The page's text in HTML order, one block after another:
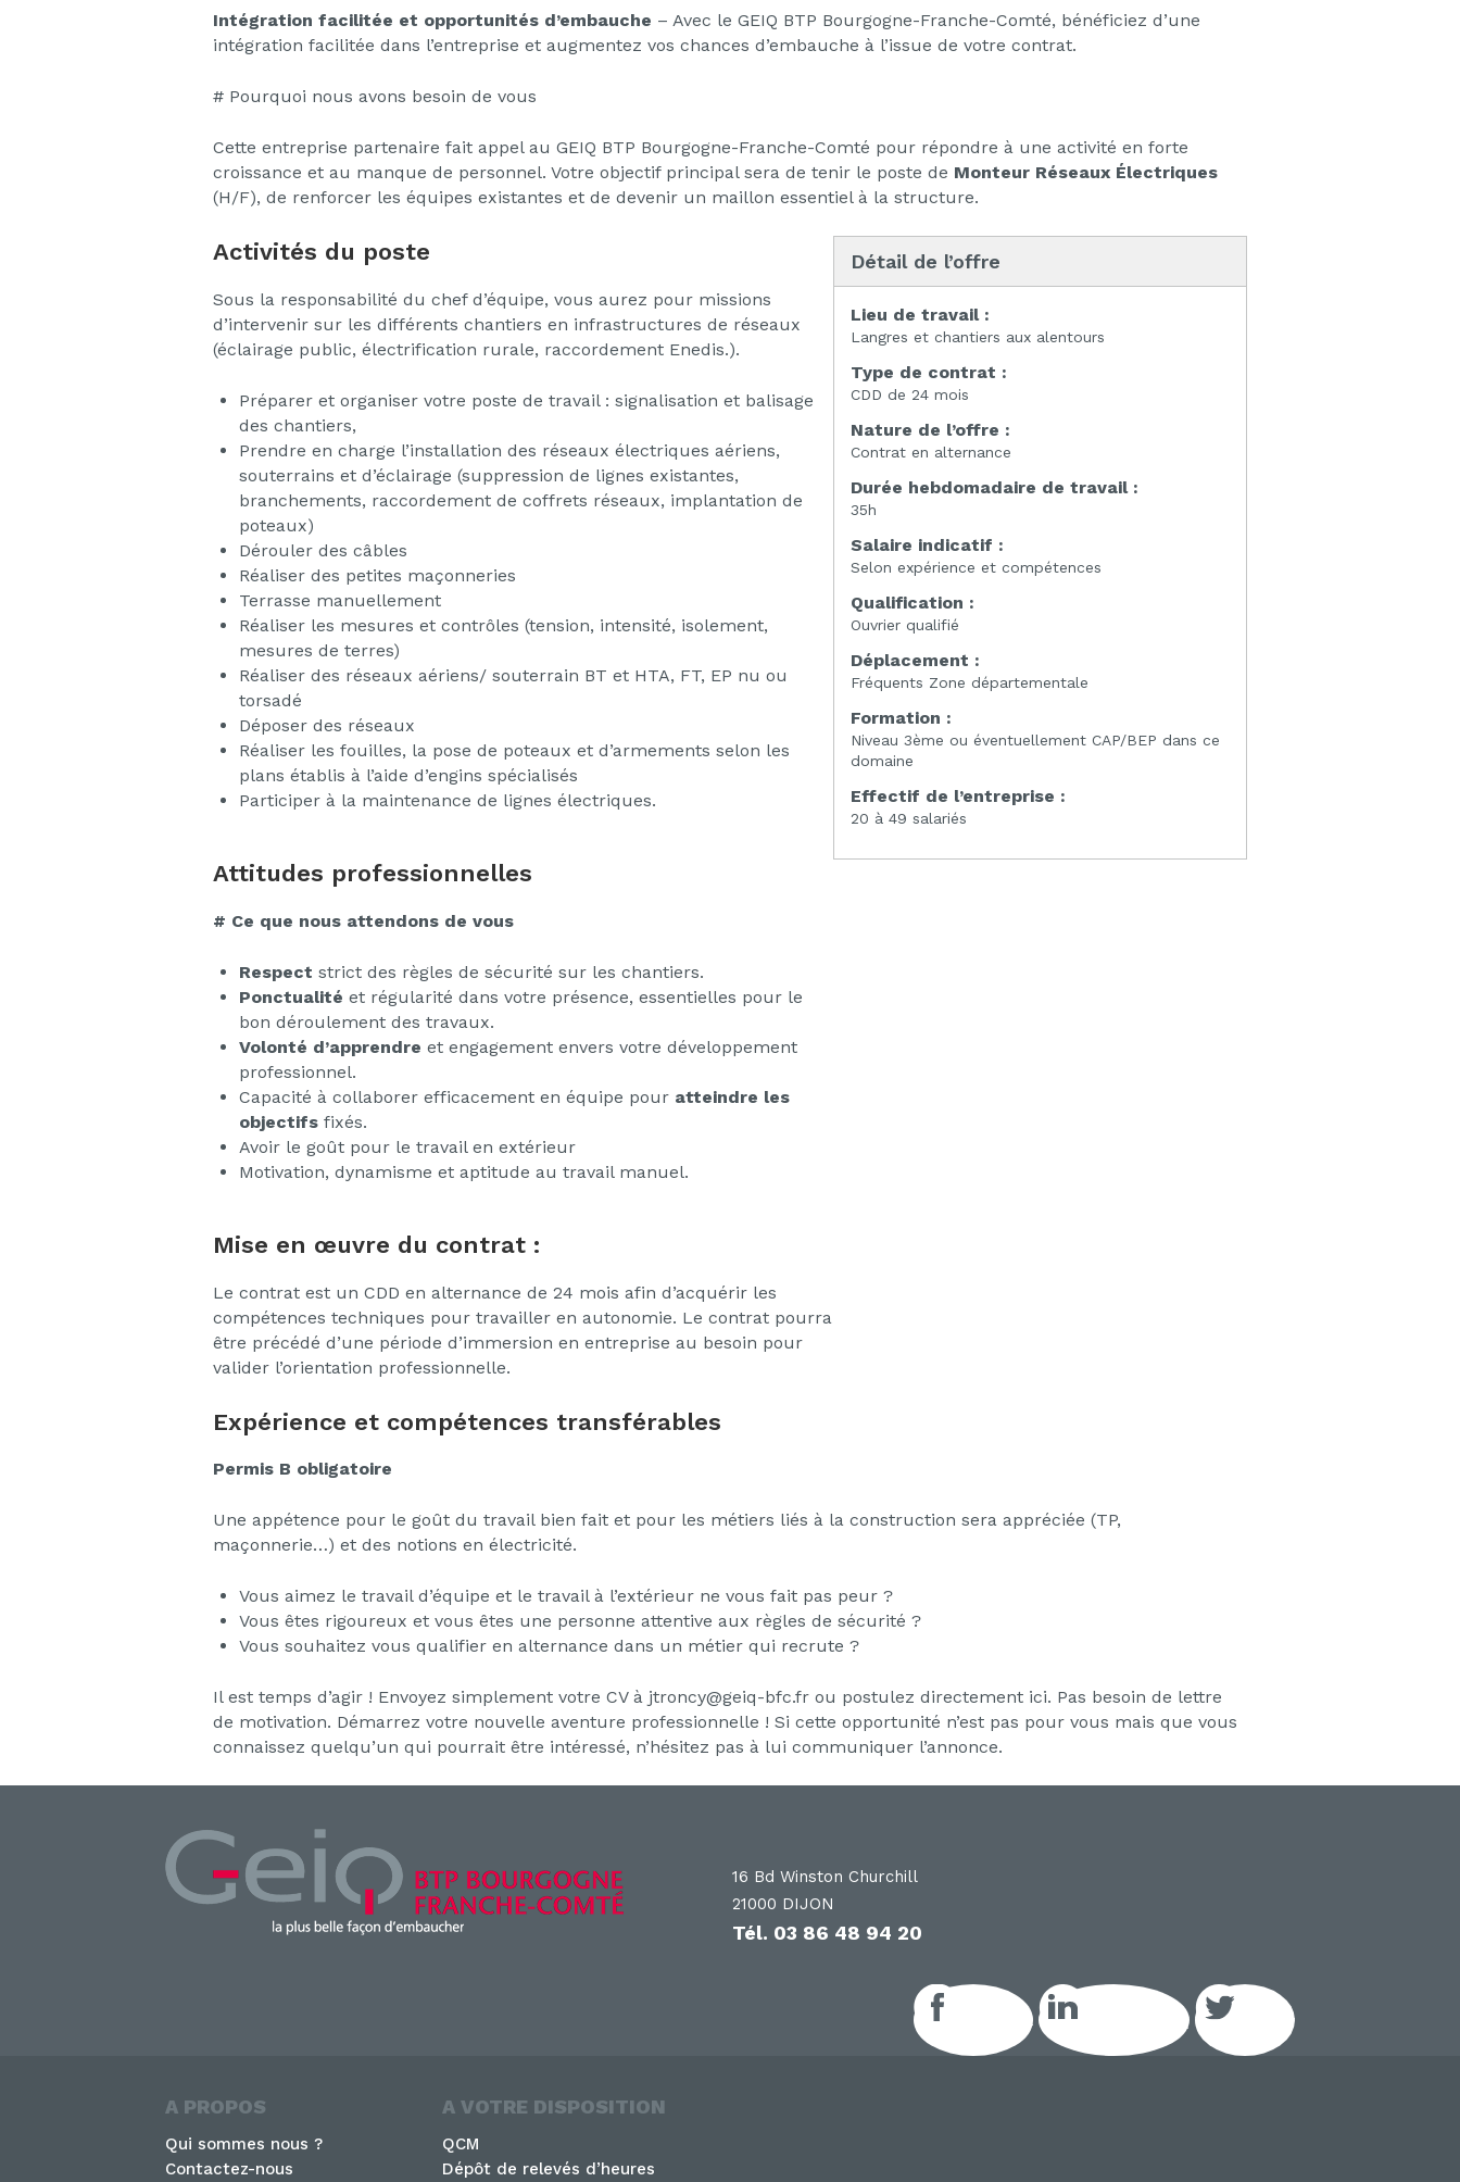
Intégration facilitée et opportunités d’embauche – Avec le GEIQ BTP Bourgogne-Franche-Comté, bénéficiez d’une
intégration facilitée dans l’entreprise et augmentez vos chances d’embauche à l’issue de votre contrat.
# Pourquoi nous avons besoin de vous
Cette entreprise partenaire fait appel au GEIQ BTP Bourgogne-Franche-Comté pour répondre à une activité en forte
croissance et au manque de personnel. Votre objectif principal sera de tenir le poste de Monteur Réseaux Électriques
(H/F), de renforcer les équipes existantes et de devenir un maillon essentiel à la structure.
Activités du poste
Sous la responsabilité du chef d’équipe, vous aurez pour missions
d’intervenir sur les différents chantiers en infrastructures de réseaux
(éclairage public, électrification rurale, raccordement Enedis.).
Préparer et organiser votre poste de travail : signalisation et balisage
des chantiers,
Prendre en charge l’installation des réseaux électriques aériens,
souterrains et d’éclairage (suppression de lignes existantes,
branchements, raccordement de coffrets réseaux, implantation de
poteaux)
Dérouler des câbles
Réaliser des petites maçonneries
Terrasse manuellement
Réaliser les mesures et contrôles (tension, intensité, isolement,
mesures de terres)
Réaliser des réseaux aériens/ souterrain BT et HTA, FT, EP nu ou
torsadé
Déposer des réseaux
Réaliser les fouilles, la pose de poteaux et d’armements selon les
plans établis à l’aide d’engins spécialisés
Participer à la maintenance de lignes électriques.
Attitudes professionnelles
# Ce que nous attendons de vous
Respect strict des règles de sécurité sur les chantiers.
Ponctualité et régularité dans votre présence, essentielles pour le
bon déroulement des travaux.
Volonté d’apprendre et engagement envers votre développement
professionnel.
Capacité à collaborer efficacement en équipe pour atteindre les
objectifs fixés.
Avoir le goût pour le travail en extérieur
Motivation, dynamisme et aptitude au travail manuel.
Mise en œuvre du contrat :
Le contrat est un CDD en alternance de 24 mois afin d’acquérir les
compétences techniques pour travailler en autonomie. Le contrat pourra
être précédé d’une période d’immersion en entreprise au besoin pour
valider l’orientation professionnelle.
Détail de l’offre
Lieu de travail :
Langres et chantiers aux alentours
Type de contrat :
CDD de 24 mois
Nature de l’offre :
Contrat en alternance
Durée hebdomadaire de travail :
35h
Salaire indicatif :
Selon expérience et compétences
Qualification :
Ouvrier qualifié
Déplacement :
Fréquents Zone départementale
Formation :
Niveau 3ème ou éventuellement CAP/BEP dans ce
domaine
Effectif de l’entreprise :
20 à 49 salariés
Expérience et compétences transférables
Permis B obligatoire
Une appétence pour le goût du travail bien fait et pour les métiers liés à la construction sera appréciée (TP,
maçonnerie…) et des notions en électricité.
Vous aimez le travail d’équipe et le travail à l’extérieur ne vous fait pas peur ?
Vous êtes rigoureux et vous êtes une personne attentive aux règles de sécurité ?
Vous souhaitez vous qualifier en alternance dans un métier qui recrute ?
Il est temps d’agir ! Envoyez simplement votre CV à jtroncy@geiq-bfc.fr ou postulez directement ici. Pas besoin de lettre
de motivation. Démarrez votre nouvelle aventure professionnelle ! Si cette opportunité n’est pas pour vous mais que vous
connaissez quelqu’un qui pourrait être intéressé, n’hésitez pas à lui communiquer l’annonce.
16 Bd Winston Churchill
21000 DIJON
Tél. 03 86 48 94 20
Facebook LinkedIn GEIQ Twitter
A PROPOS
Qui sommes nous ?
Contactez-nous
A VOTRE DISPOSITION
QCM
Dépôt de relevés d’heures